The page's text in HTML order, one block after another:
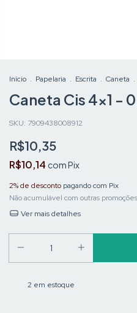
Início . Papelaria . Escrita . Caneta .
Caneta Cis 4x1 -
SKU: 7909438008912
R$10,35
R$10,14 comPix
2% de desconto pagando com Pix
Não acumulável com outras promoções
Ver mais detalhes
2 em estoque